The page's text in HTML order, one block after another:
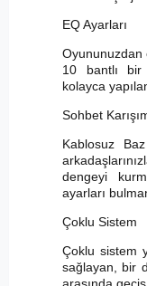
EQ Ayarları
Oyununuzdan
10 bantlı bir
kolayca
Sohbet
Kablosuz
dengeyi
ayarları
Çoklu Sistem
Çoklu sistem
sağlayan, bir
arasında geçiş